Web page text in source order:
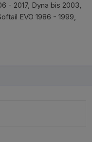
- 2017, Dyna bis 2003,
EVO 1986 - 1999,